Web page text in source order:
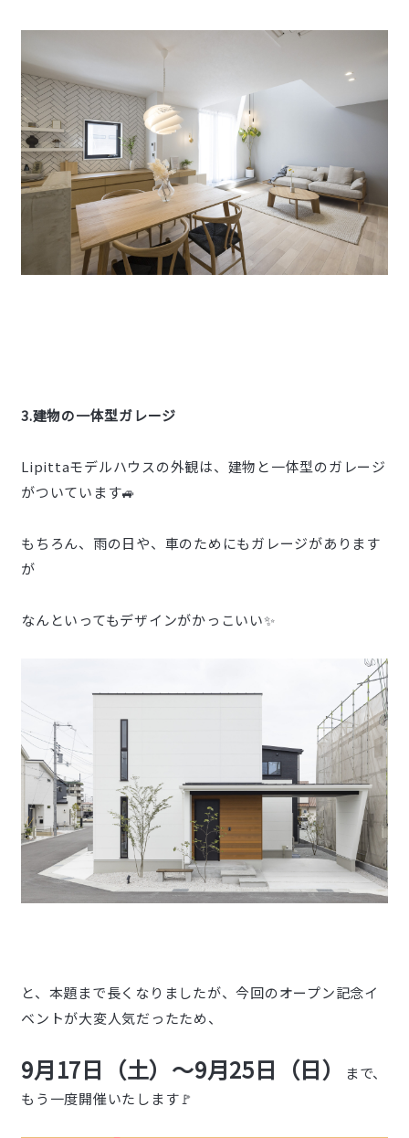
3.建物の一体型ガレージ
Lipittaモデルハウスの外観は、建物と一体型のガレージ
がついています🚙
もちろん、雨の日や、車のためにもガレージがあります
が
なんといってもデザインがかっこいい✨
と、本題まで長くなりましたが、今回のオープン記念イ
ベントが大変人気だったため、
9月17日（土）～9月25日（日）
まで、
もう一度開催いたします🚩